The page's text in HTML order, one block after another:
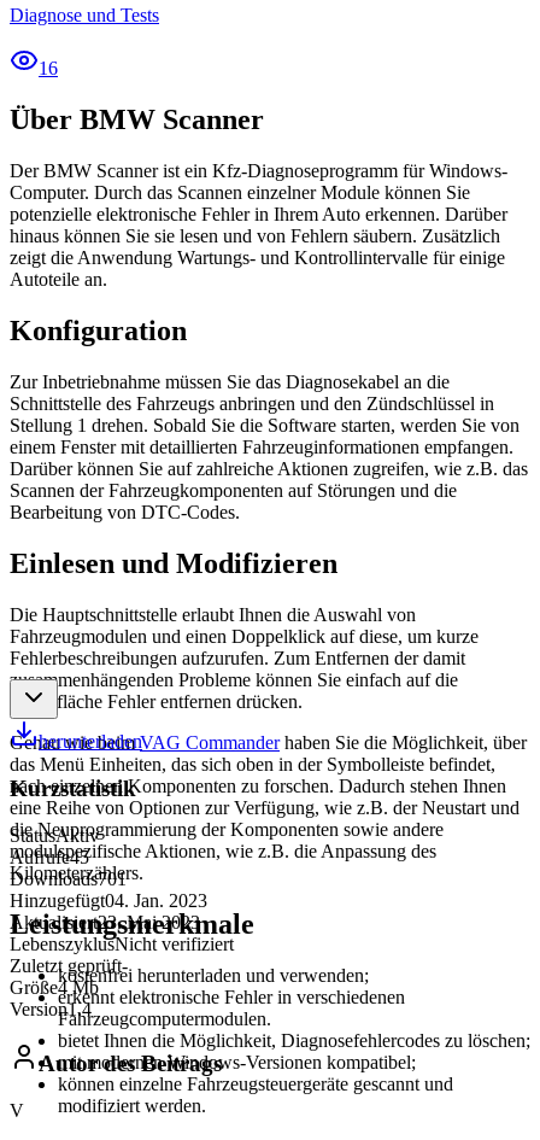
Diagnose und Tests
16
Über BMW Scanner
Der BMW Scanner ist ein Kfz-Diagnoseprogramm für Windows-
Computer. Durch das Scannen einzelner Module können Sie
potenzielle elektronische Fehler in Ihrem Auto erkennen. Darüber
hinaus können Sie sie lesen und von Fehlern säubern. Zusätzlich
zeigt die Anwendung Wartungs- und Kontrollintervalle für einige
Autoteile an.
Konfiguration
Zur Inbetriebnahme müssen Sie das Diagnosekabel an die
Schnittstelle des Fahrzeugs anbringen und den Zündschlüssel in
Stellung 1 drehen. Sobald Sie die Software starten, werden Sie von
einem Fenster mit detaillierten Fahrzeuginformationen empfangen.
Darüber können Sie auf zahlreiche Aktionen zugreifen, wie z.B. das
Scannen der Fahrzeugkomponenten auf Störungen und die
Bearbeitung von DTC-Codes.
Einlesen und Modifizieren
Die Hauptschnittstelle erlaubt Ihnen die Auswahl von
Fahrzeugmodulen und einen Doppelklick auf diese, um kurze
Fehlerbeschreibungen aufzurufen. Zum Entfernen der damit
zusammenhängenden Probleme können Sie einfach auf die
Schaltfläche Fehler entfernen drücken.
Genau wie beimVAG Commanderhaben Sie die Möglichkeit, über
das Menü Einheiten, das sich oben in der Symbolleiste befindet,
nach einzelnen Komponenten zu forschen. Dadurch stehen Ihnen
eine Reihe von Optionen zur Verfügung, wie z.B. der Neustart und
die Neuprogrammierung der Komponenten sowie andere
modulspezifische Aktionen, wie z.B. die Anpassung des
Kilometerzählers.
Leistungsmerkmale
kostenfrei herunterladen und verwenden;
erkennt elektronische Fehler in verschiedenen
Fahrzeugcomputermodulen.
bietet Ihnen die Möglichkeit, Diagnosefehlercodes zu löschen;
mit modernen Windows-Versionen kompatibel;
können einzelne Fahrzeugsteuergeräte gescannt und
modifiziert werden.
herunterladen
Kurzstatistik
StatusAktiv
Aufrufe45
Downloads701
Hinzugefügt04. Jan. 2023
Aktualisiert23. Mai 2023
LebenszyklusNicht verifiziert
Zuletzt geprüft-
Größe4 Mb
Version1.4
Autor des Beitrags
V